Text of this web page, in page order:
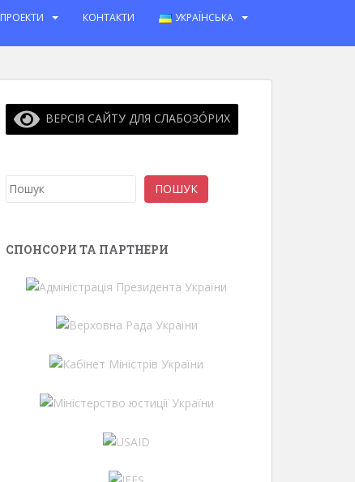
ПРОЕКТИ КОНТАКТИ УКРАЇНСЬКА
ВЕРСІЯ САЙТУ ДЛЯ СЛАБОЗО́РИХ
Пошук ПОШУК
СПОНСОРИ ТА ПАРТНЕРИ